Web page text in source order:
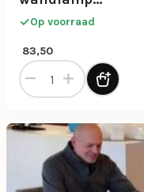
Elephant mat
Op voorraad
83,50
Botanische